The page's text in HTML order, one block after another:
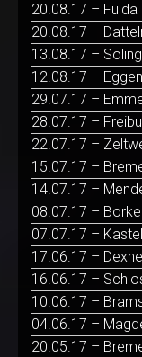
20.08.17 – Fulda
20.08.17 –
13.08.17 –
12.08.17 –
29.07.17 –
28.07.17 –
22.07.17 –
15.07.17 –
14.07.17 –
08.07.17 –
07.07.17 –
17.06.17 –
16.06.17 –
10.06.17 –
04.06.17 –
20.05.17 –